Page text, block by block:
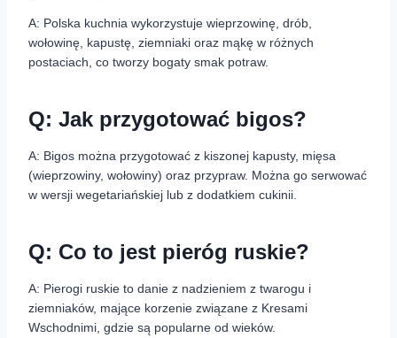
A: Polska kuchnia wykorzystuje wieprzowinę, drób,
wołowinę, kapustę, ziemniaki oraz mąkę w różnych
postaciach, co tworzy bogaty smak potraw.
Q: Jak przygotować bigos?
A: Bigos można przygotować z kiszonej kapusty, mięsa
(wieprzowiny, wołowiny) oraz przypraw. Można go serwować
w wersji wegetariańskiej lub z dodatkiem cukinii.
Q: Co to jest pieróg ruskie?
A: Pierogi ruskie to danie z nadzieniem z twarogu i
ziemniaków, mające korzenie związane z Kresami
Wschodnimi, gdzie są popularne od wieków.